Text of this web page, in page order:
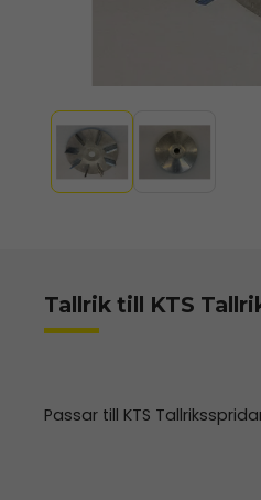
Tallrik till KTS
Passar till KTS